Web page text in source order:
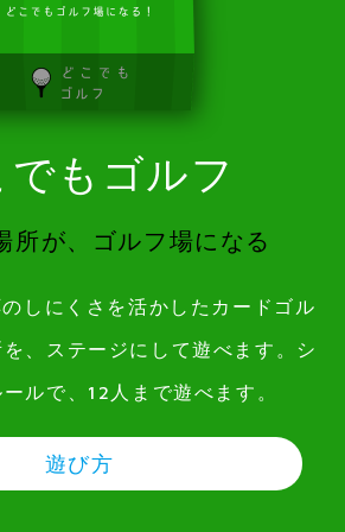
でもゴルフ
所が、ゴルフ場になる
しにくさを活かしたカードゴル
、ステージにして遊べます。シ
ルで、12人まで遊べます。
遊び方